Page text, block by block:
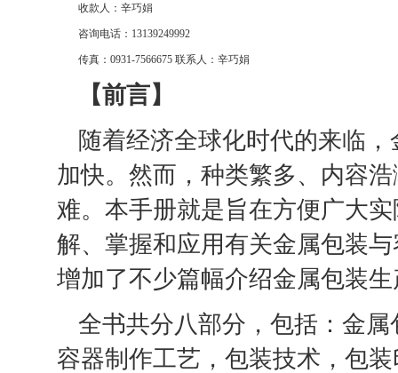
收款人：辛巧娟
咨询电话：13139249992
传真：0931-7566675 联系人：辛巧娟
【前言】
随着经济全球化时代的来临
加快。然而，种类繁多、内容
难。本手册就是旨在方便广大
解、掌握和应用有关金属包装
增加了不少篇幅介绍金属包装
全书共分八部分，包括：金
容器制作工艺，包装技术，包